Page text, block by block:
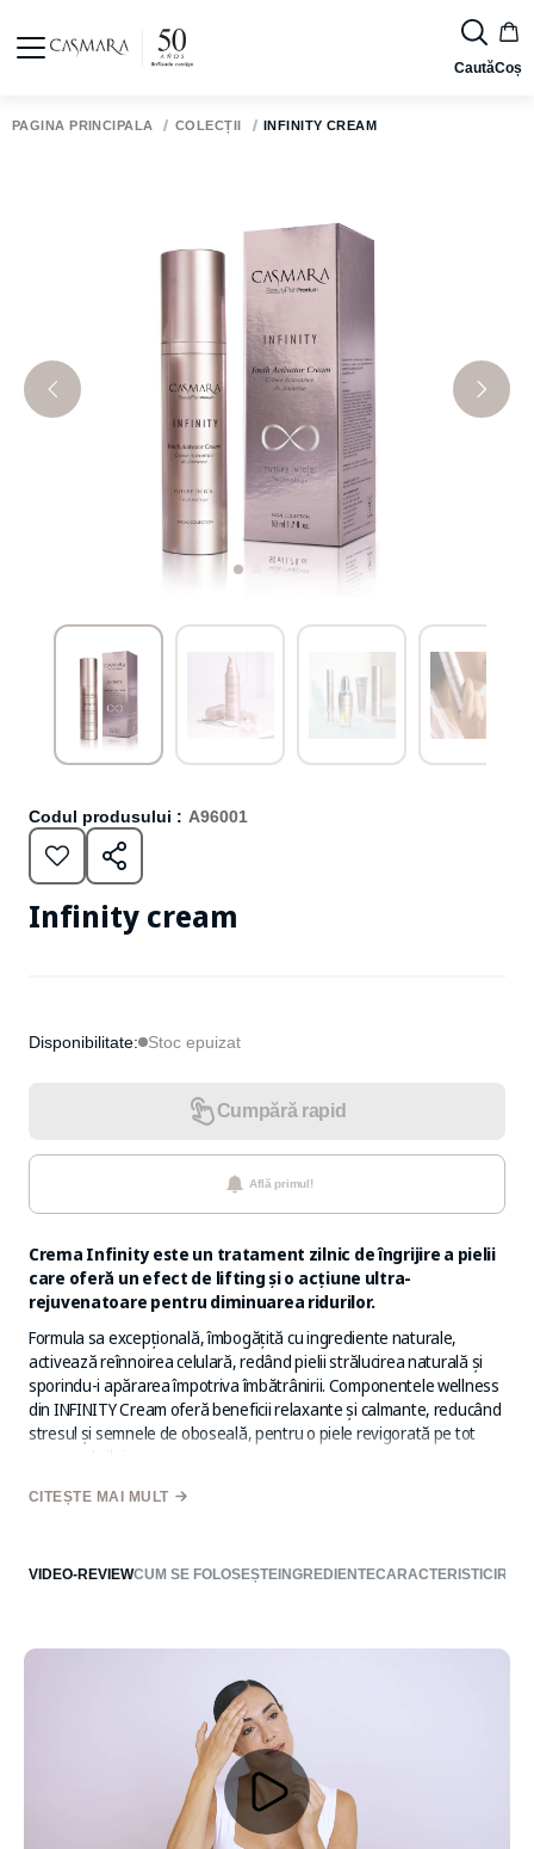
CautăCoș
PAGINA PRINCIPALĂ COLECȚII INFINITY CREAM
Codul produsului : A96001
Infinity cream
Disponibilitate: Stoc epuizat
Cumpără rapid
Află primul!
Crema Infinity este un tratament zilnic de îngrijire a pielii
care oferă un efect de lifting și o acțiune ultra-
rejuvenatoare pentru diminuarea ridurilor.
Formula sa excepțională, îmbogățită cu ingrediente naturale,
activează reînnoirea celulară, redând pielii strălucirea naturală și
sporindu-i apărarea împotriva îmbătrânirii. Componentele wellness
din INFINITY Cream oferă beneficii relaxante și calmante, reducând
stresul și semnele de oboseală, pentru o piele revigorată pe tot
parcursul zilei.
Ghiocel
mătase persan
albă
de cireș
CITEȘTE MAI MULT
VIDEO-REVIEWCUM SE FOLOSEȘTEINGREDIENTECARACTERISTICI